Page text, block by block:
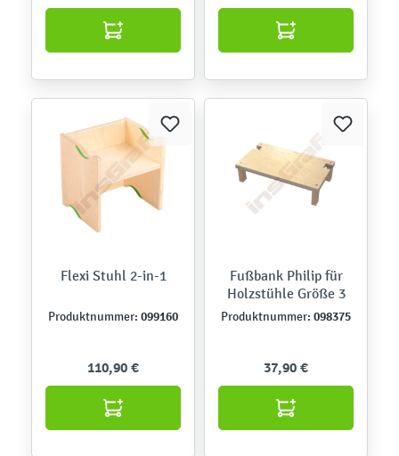
Flexi Stuhl 2-in-1
Produktnummer: 099160
110,90 €
Fußbank Philip für
Holzstühle Größe 3
Produktnummer: 098375
37,90 €